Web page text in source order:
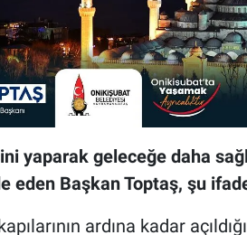
yaparak geleceğe daha
eden Başkan Toptaş, şu
ardına kadar